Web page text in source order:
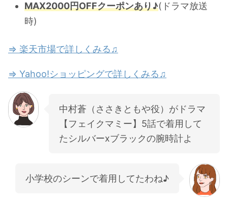
MAX2000円OFFクーポンあり♪(ドラマ放送
時)
⇒ 楽天市場で詳しくみる♫
⇒ Yahoo!ショッピングで詳しくみる♫
中村蒼（ささきともや役）がドラマ
【フェイクマミー】5話で着用して
たシルバーxブラックの腕時計よ
小学校のシーンで着用してたわね♪